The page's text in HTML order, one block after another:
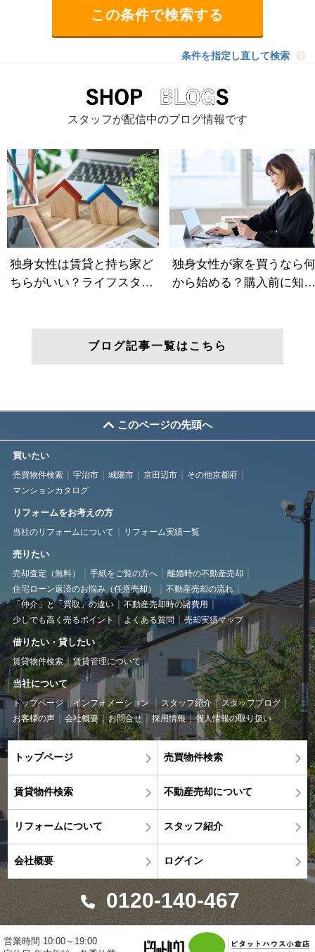
条件を指定し直して検索
スタッフが配信中のブログ情報です
ブログ記事一覧はこちら
このページの先頭へ
買いたい
売買物件検索 宇治市 城陽市 京田辺市
その他京都府
マンションカタログ
リフォームをお考えの方
当社のリフォームについて リフォーム実績一覧
売りたい
売却査定（無料） 手紙をご覧の方へ
離婚時の不動産売却
住宅ローン返済のお悩み（任意売却）
不動産売却の流れ
「仲介」と「買取」の違い
不動産売却時の諸費用
少しでも高く売るポイント
よくある質問 売却実績マップ
借りたい・貸したい
賃貸物件検索 賃貸管理について
当社について
トップページ インフォメーション スタッフ紹介
スタッフブログ
お客様の声
会社概要 お問合せ 採用情報 個人情報の取り扱い
トップページ 売買物件検索
賃貸物件検索 不動産売却について
リフォームについて スタッフ紹介
会社概要 ログイン
0120-140-467
営業時間 10:00～19:00